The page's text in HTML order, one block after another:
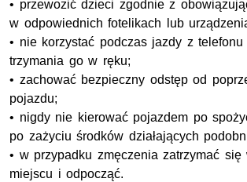
• przewozić dzieci zgodnie z
w odpowiednich fotelikach lub
• nie korzystać podczas jazdy z
trzymania go w ręku;
• zachować bezpieczny odstęp od
pojazdu;
• nigdy nie kierować pojazdem po
po zażyciu środków działających
• w przypadku zmęczenia zatrzymać się
miejscu i odpocząć.